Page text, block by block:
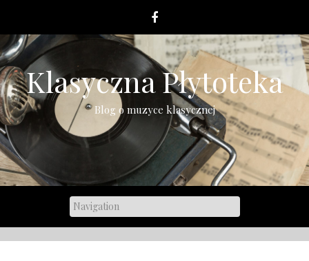
content
Klasyczna Płytoteka
Blog o muzyce klasycznej